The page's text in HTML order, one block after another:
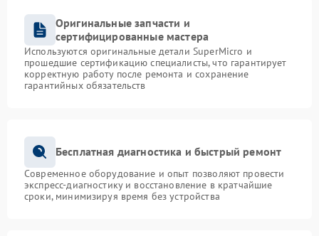
Оригинальные запчасти и
сертифицированные мастера
Используются оригинальные детали SuperMicro и
прошедшие сертификацию специалисты, что гарантирует
корректную работу после ремонта и сохранение
гарантийных обязательств
Бесплатная диагностика и быстрый ремонт
Современное оборудование и опыт позволяют провести
экспресс-диагностику и восстановление в кратчайшие
сроки, минимизируя время без устройства